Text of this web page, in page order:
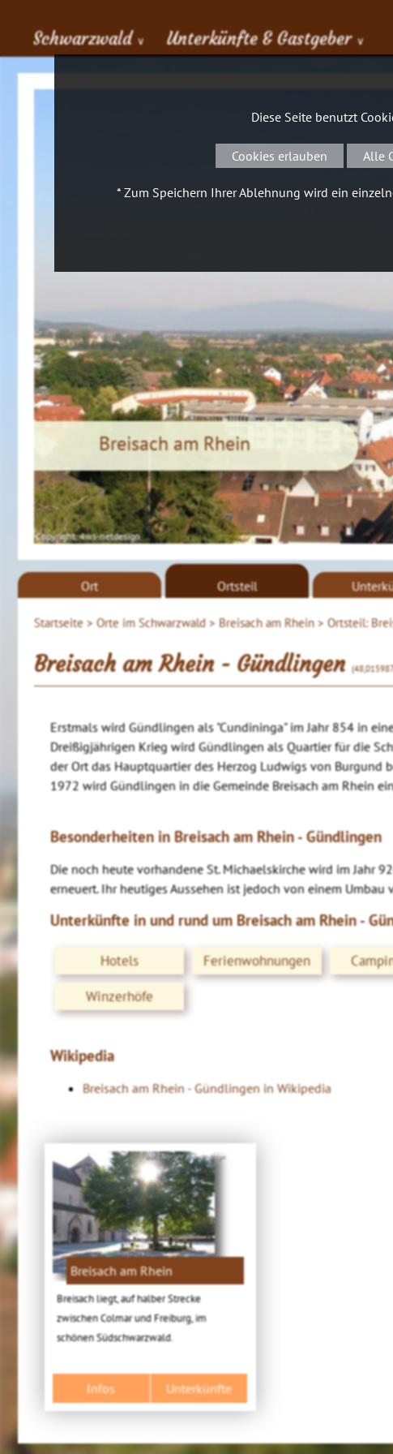
Schwarzwald ∨ Unterkünfte & Gastgeber ∨
Copyright. 4ws-netdesign
Breisach am Rhein
Startseite > Orte im Schwarzwald > Breisach am Rhein >Ortsteil:
Ort Ortsteil
Breisach am Rhein - Gündlingen
Erstmals wird Gündlingen als "Cundininga" im Jahr 854 in
Dreißigjährigen Krieg wird Gündlingen als Quartier für die
der Ort das Hauptquartier des Herzog Ludwigs von Burgund
1972 wird Gündlingen in die Gemeinde Breisach am Rhein
Besonderheiten in Breisach am Rhein - Gündlingen
Die noch heute vorhandene St. Michaelskirche wird im Jahr
erneuert. Ihr heutiges Aussehen ist jedoch von einem
Unterkünfte in und rund um Breisach am Rhein -
Hotels Ferienwohnungen
Winzerhöfe
Wikipedia
Breisach am Rhein - Gündlingen in Wikipedia
Bild: Copyright. 4ws-netdesign
Breisach am Rhein
Breisach liegt, auf halber Strecke
zwischen Colmar und Freiburg, im
schönen Südschwarzwald.
Infos Unterkünfte
Diese Seite benutzt
Cookies erlauben Alle
* Zum Speichern Ihrer Ablehnung wird ein